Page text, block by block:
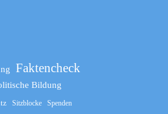
Faktencheck
Bildung
Sitzblocke Spenden